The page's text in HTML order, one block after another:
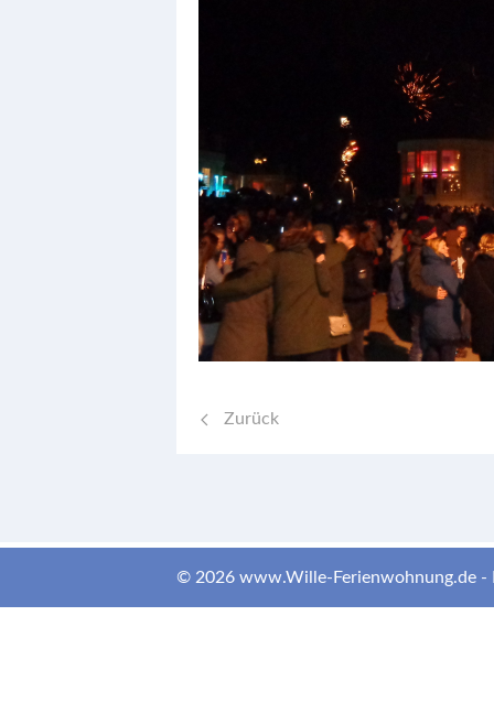
Vorheriger Beitrag: Anbaden
Zurück
© 2026 www.Wille-Ferienwohnung.de -